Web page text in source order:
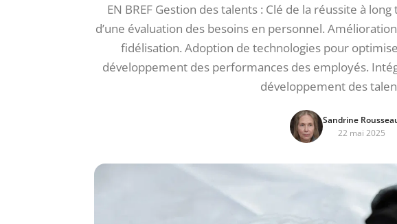
EN BREF Gestion des talents : Clé de la réussite à
d’une évaluation des besoins en personnel.
fidélisation. Adoption de technologies pour
développement des performances des employés.
développement des
Sandrine
22 mai 2025